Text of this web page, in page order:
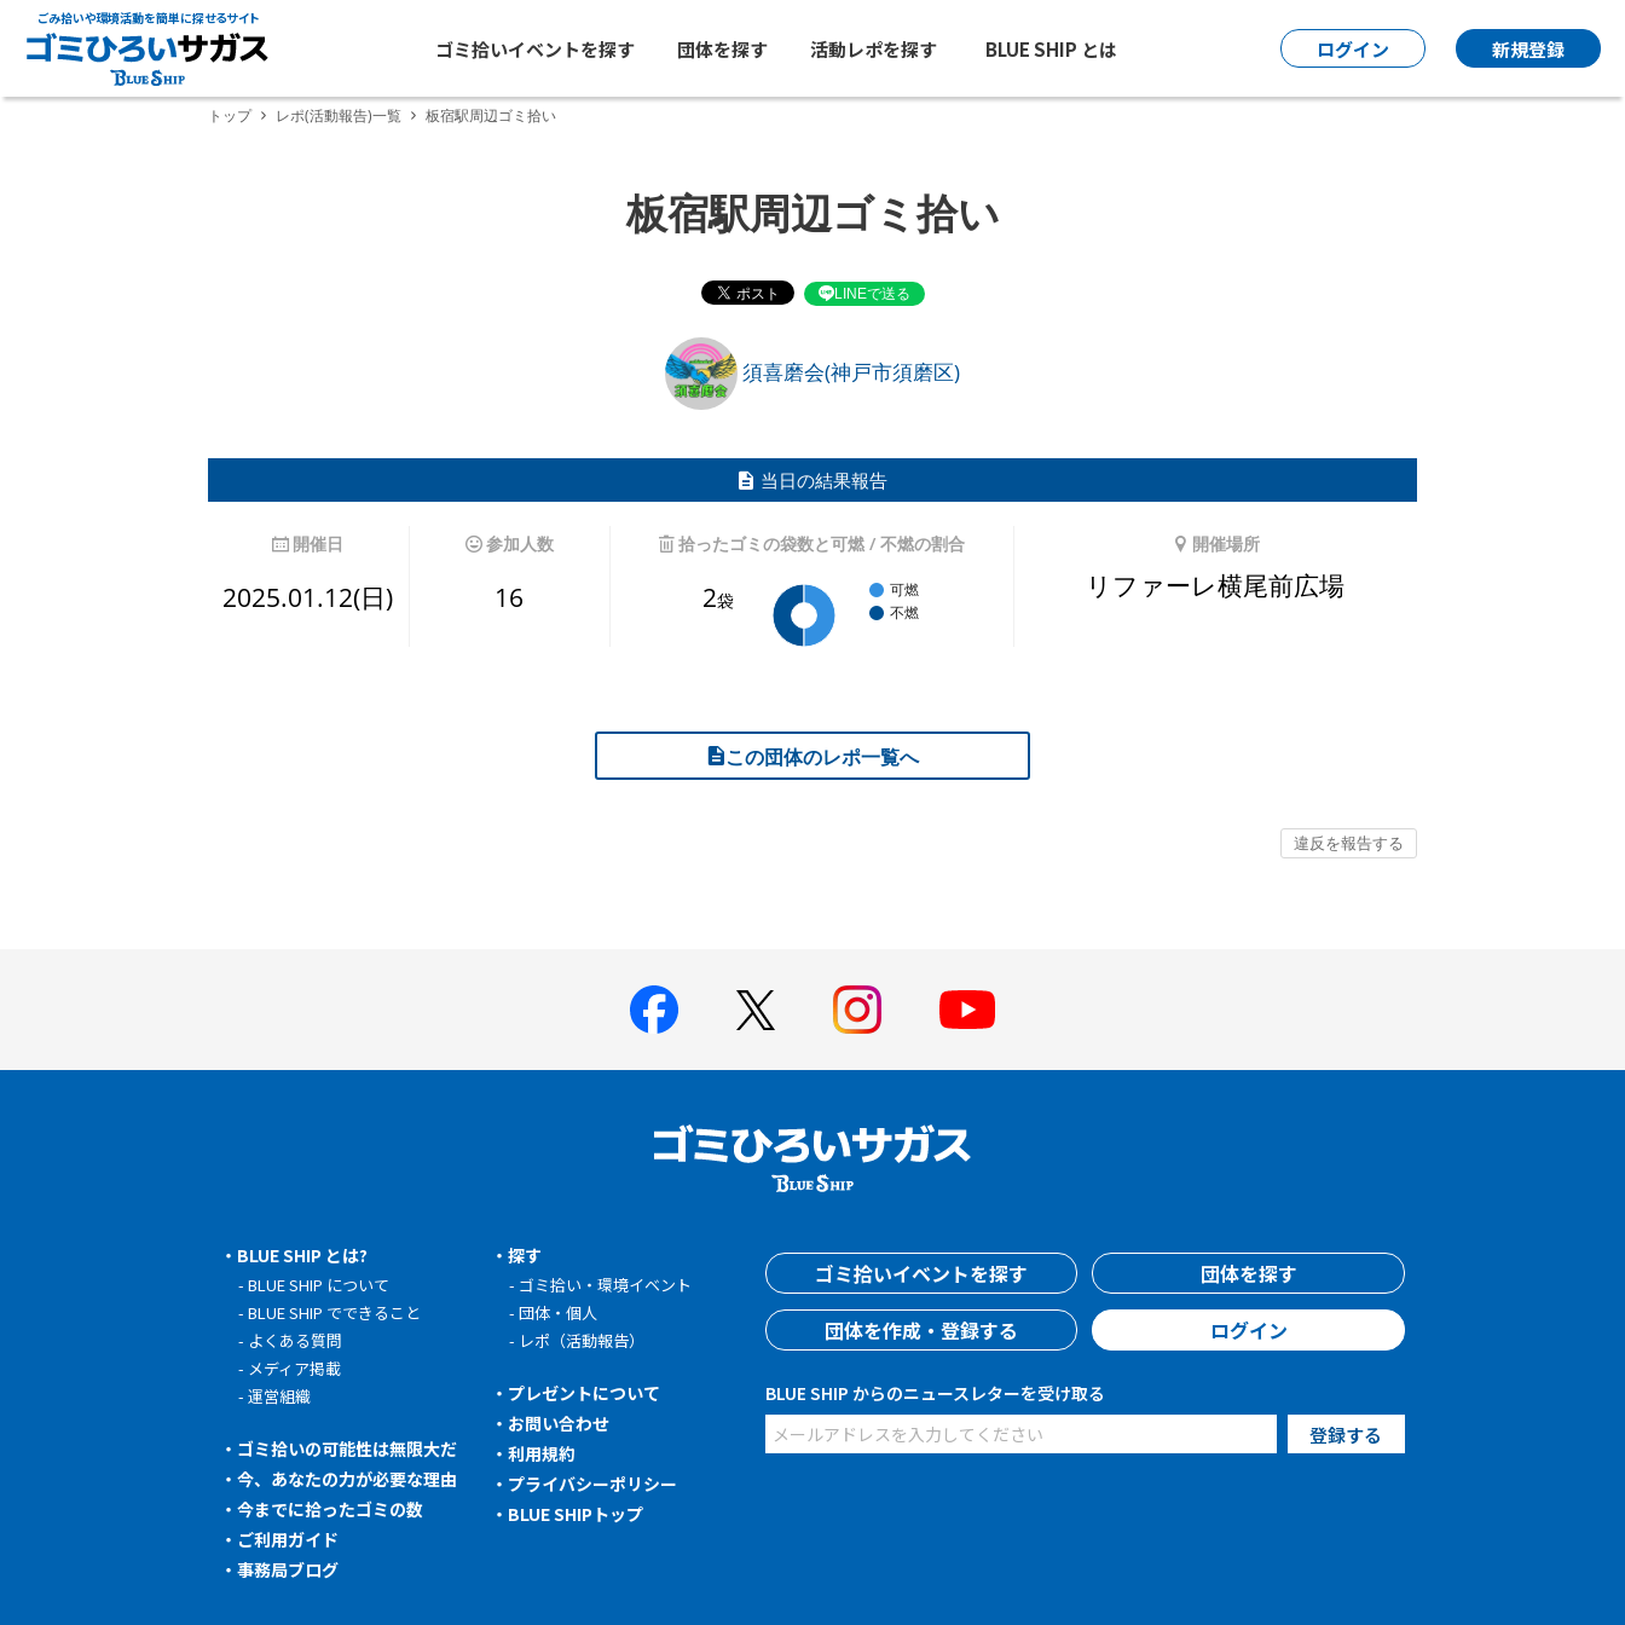
ごみ拾いや環境活動を簡単に探せるサイト
ゴミ拾いイベントを探す 団体を探す 活動レポを探す BLUE SHIP とは ログイン 新規登録
トップ レポ(活動報告)一覧 板宿駅周辺ゴミ拾い
板宿駅周辺ゴミ拾い
LINEで送る
須喜磨会(神戸市須磨区)
当日の結果報告
開催日
2025.01.12(日)
参加人数
16
拾ったゴミの袋数と可燃 / 不燃の割合
2袋
可燃
不燃
開催場所
リファーレ横尾前広場
この団体のレポ一覧へ
BLUE SHIP とは?
BLUE SHIP について
BLUE SHIP でできること
よくある質問
メディア掲載
運営組織
ゴミ拾いの可能性は無限大だ
今、あなたの力が必要な理由
今までに拾ったゴミの数
ご利用ガイド
事務局ブログ
探す
ゴミ拾い・環境イベント
団体・個人
レポ（活動報告）
プレゼントについて
お問い合わせ
利用規約
プライバシーポリシー
BLUE SHIPトップ
ゴミ拾いイベントを探す
団体を探す
団体を作成・登録する
ログイン
BLUE SHIP からのニュースレターを受け取る